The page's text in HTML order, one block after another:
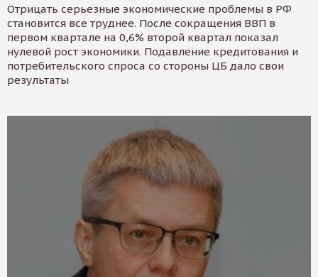
Отрицать серьезные экономические проблемы в РФ
становится все труднее. После сокращения ВВП в
первом квартале на 0,6% второй квартал показал
нулевой рост экономики. Подавление кредитования и
потребительского спроса со стороны ЦБ дало свои
результаты